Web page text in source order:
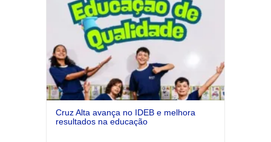
Cruz Alta avança no IDEB e melhora
resultados na educação